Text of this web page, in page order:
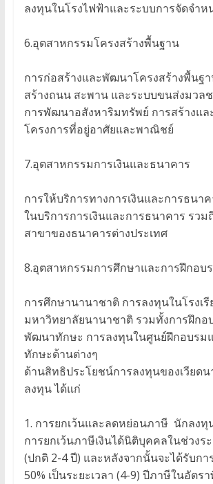
ลงทุนในโรงไฟฟ้าและระบบการจัดจำห
6.อุตสาหกรรมโครงสร้างพื้นฐาน
การก่อสร้างและพัฒนาโครงสร้างพื้นฐา
สร้างถนน สะพาน และระบบขนส่งมวล
การพัฒนาอสังหาริมทรัพย์ การสร้างแ
โครงการที่อยู่อาศัยและพาณิชย์
7.อุตสาหกรรมการเงินและธนาคาร
การให้บริการทางการเงินและการธนา
ในบริการการเงินและการธนาคาร รวม
สาขาของธนาคารต่างประเทศ
8.อุตสาหกรรมการศึกษาและการฝึกอบ
การศึกษานานาชาติ การลงทุนในโรงเรี
มหาวิทยาลัยนานาชาติ รวมทั้งการฝึกอ
พัฒนาทักษะ การลงทุนในศูนย์ฝึกอบรม
ทักษะด้านต่างๆ
ด้านสิทธิประโยชน์การลงทุนของเวียด
ลงทุน ได้แก่
1. การยกเว้นและลดหย่อนภาษี นักลงทุ
การยกเว้นภาษีเงินได้นิติบุคคลในช่วงร
(ปกติ 2-4 ปี) และหลังจากนั้นจะได้รับก
50% เป็นระยะเวลา (4-9) ปีภาษีในอัตร